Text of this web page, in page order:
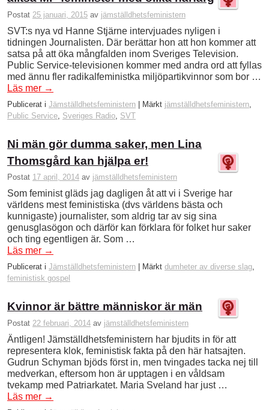
Postat 25 januari, 2015 av jämställdhetsfeministern
SVT:s nya vd Hanne Stjärne intervjuades nyligen i
tidningen Journalisten. Där berättar hon att hon kommer att
satsa på att öka mångfalden inom Sveriges Television.
Public Service-televisionen kommer med andra ord att fyllas
med ännu fler radikalfeministka miljöpartikvinnor som bor …
Läs mer →
Publicerat i Jämställdhetsfeministern Märkt jämställdhetsfeministern
Public Service Sveriges Radio SVT
Ni män gör dumma saker, men Lina
Thomsgård kan hjälpa er!
Postat 17 april, 2014 av jämställdhetsfeministern
Som feminist gläds jag dagligen åt att vi i Sverige har
världens mest feministiska (dvs världens bästa och
kunnigaste) journalister, som aldrig tar av sig sina
genusglasögon och därför kan förklara för folket hur saker
och ting egentligen är. Som …
Läs mer →
Publicerat i Jämställdhetsfeministern Märkt dumheter av diverse slag,
feministisk gospel
Kvinnor är bättre människor är män
Postat 22 februari, 2014 av jämställdhetsfeministern
Äntligen! Jämställdhetsfeministern har bjudits in för att
representera klok, feministisk fakta på den här hatsajten.
Gudrun Schyman bjöds först in, men tvingades tacka nej till
medverkan, eftersom hon är upptagen i en våldsam
tvekamp med Patriarkatet. Maria Sveland har just …
Läs mer →